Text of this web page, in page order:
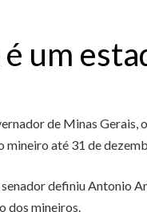
um
de Minas Gerais,
mineiro até 31 de
definiu Antonio
dos mineiros.